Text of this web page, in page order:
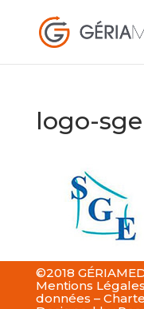
logo-sge
©2018
Mentions Légales
données –